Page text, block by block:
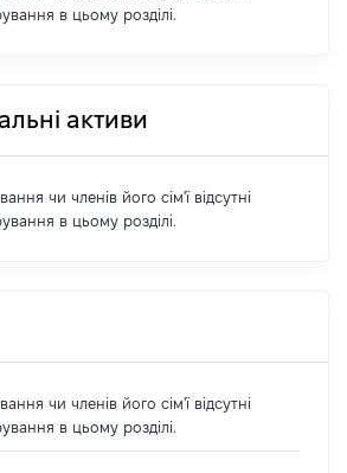
в цьому розділі.
активи
чи членів його сім'ї відсутні
в цьому розділі.
чи членів його сім'ї відсутні
в цьому розділі.